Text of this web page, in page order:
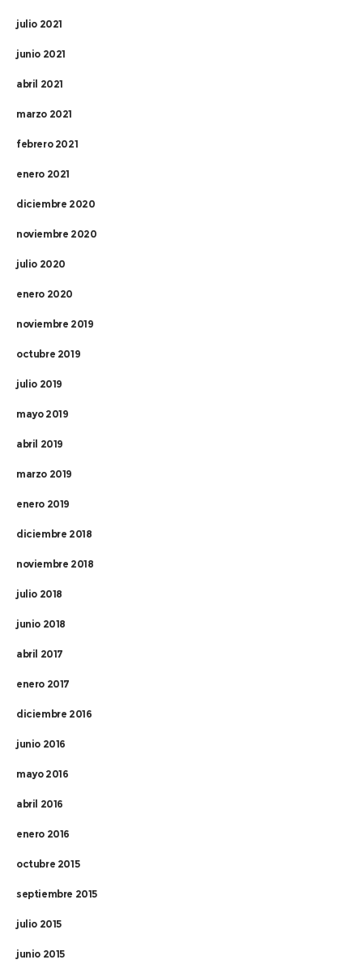
julio 2021
junio 2021
abril 2021
marzo 2021
febrero 2021
enero 2021
diciembre 2020
noviembre 2020
julio 2020
enero 2020
noviembre 2019
octubre 2019
julio 2019
mayo 2019
abril 2019
marzo 2019
enero 2019
diciembre 2018
noviembre 2018
julio 2018
junio 2018
abril 2017
enero 2017
diciembre 2016
junio 2016
mayo 2016
abril 2016
enero 2016
octubre 2015
septiembre 2015
julio 2015
junio 2015